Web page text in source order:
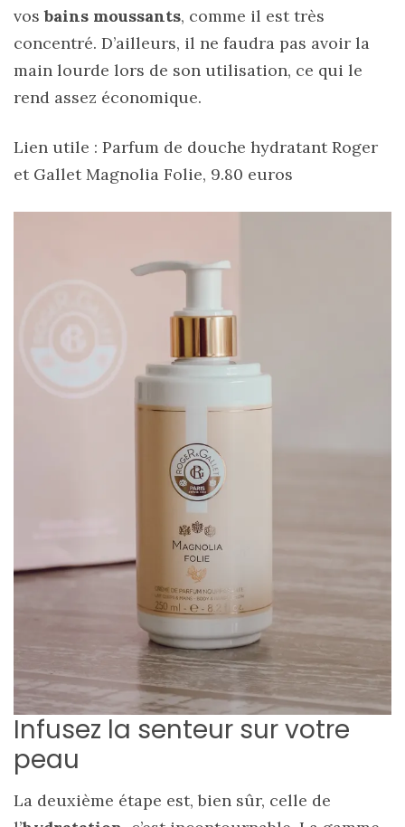
vosbains moussants, comme il est très
concentré. D’ailleurs, il ne faudra pas avoir la
main lourde lors de son utilisation, ce qui le
rend assez économique.
Lien utile : Parfum de douche hydratant Roger
et GalletMagnolia Folie, 9.80 euros
Infusez la senteur sur votre
peau
La deuxième étape est, bien sûr, celle de